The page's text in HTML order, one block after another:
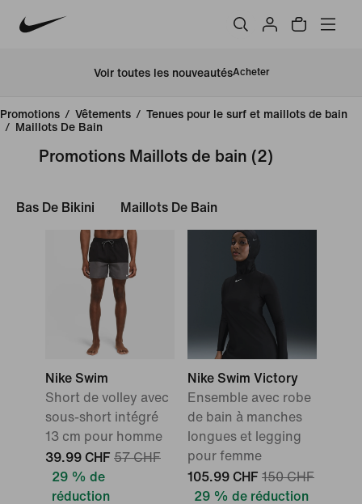
Voir toutes les nouveautésAcheter
Promotions / Vêtements / Tenues pour le surf et maillots de bain
/ Maillots De Bain
Promotions Maillots de bain (2)
Bas De Bikini Maillots De Bain
Nike Swim
Short de volley avec
sous-short intégré
13 cm pour homme
39.99 CHF 57 CHF
29 % de
réduction
Nike Swim Victory
Ensemble avec robe
de bain à manches
longues et legging
pour femme
105.99 CHF 150 CHF
29 % de réduction